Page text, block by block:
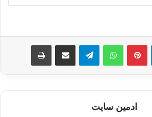
لینکدین پینترستواتس آپ تلگرام اشتراک گذاری از طریق ایمیل چاپ
ادمین سایت